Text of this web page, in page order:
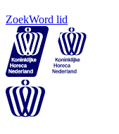
ZoekWord lid